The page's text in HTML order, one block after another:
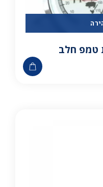
טמפ חלב